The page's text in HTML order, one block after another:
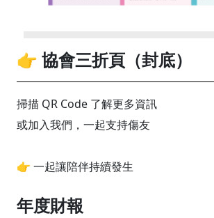
👉 協會三折頁（封底）
掃描 QR Code 了解更多資訊
或加入我們，一起支持傷友
👉 一起讓陪伴持續發生
年度財報